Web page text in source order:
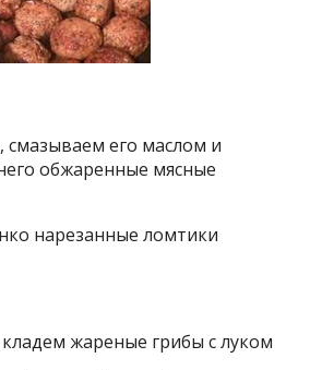
его маслом и
обжаренные мясные
нарезанные ломтики
жареные грибы с луком